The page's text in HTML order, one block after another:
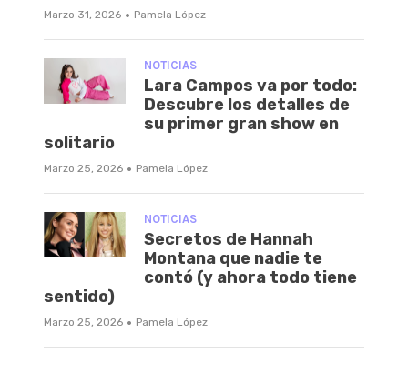
Marzo 31, 2026 · Pamela López
NOTICIAS
Lara Campos va por todo:
Descubre los detalles de
su primer gran show en
solitario
Marzo 25, 2026 · Pamela López
NOTICIAS
Secretos de Hannah
Montana que nadie te
contó (y ahora todo tiene
sentido)
Marzo 25, 2026 · Pamela López